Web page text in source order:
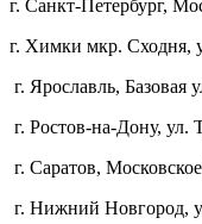
г. Санкт-Петербург,
г. Химки мкр. Сходня,
г. Ярославль, Базовая
г. Ростов-на-Дону, ул.
г. Саратов,
г. Нижний Новгород,